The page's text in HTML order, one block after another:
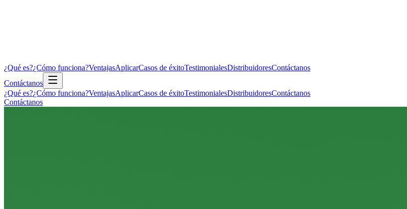
¿Qué es?¿Cómo funciona?VentajasAplicarCasos de éxitoTestimonialesDistribuidoresContáctanos
Contáctanos
¿Qué es?¿Cómo funciona?VentajasAplicarCasos de éxitoTestimonialesDistribuidoresContáctanos
Contáctanos